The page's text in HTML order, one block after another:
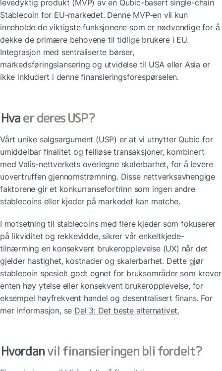
levedyktig produkt (MVP) av en Qubic-basert single-chain
Stablecoin for EU-markedet. Denne MVP-en vil kun
inneholde de viktigste funksjonene som er nødvendige for å
dekke de primære behovene til tidlige brukere i EU.
Integrasjon med sentraliserte børser,
markedsføringslansering og utvidelse til USA eller Asia er
ikke inkludert i denne finansieringsforespørselen.
Hva er deres USP?
Vårt unike salgsargument (USP) er at vi utnytter Qubic for
umiddelbar finalitet og feilløse transaksjoner, kombinert
med Valis-nettverkets overlegne skalerbarhet, for å levere
uovertruffen gjennomstrømning. Disse nettverksavhengige
faktorene gir et konkurransefortrinn som ingen andre
stablecoins eller kjeder på markedet kan matche.
I motsetning til stablecoins med flere kjeder som fokuserer
på likviditet og rekkevidde, sikrer vår enkeltkjede-
tilnærming en konsekvent brukeropplevelse (UX) når det
gjelder hastighet, kostnader og skalerbarhet. Dette gjør
stablecoin spesielt godt egnet for bruksområder som krever
enten høy ytelse eller konsekvent brukeropplevelse, for
eksempel høyfrekvent handel og desentralisert finans. For
mer informasjon, se Del 3: Det beste alternativet.
Hvordan vil finansieringen bli fordelt?